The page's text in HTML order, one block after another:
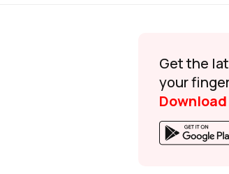
Get the
your
Download